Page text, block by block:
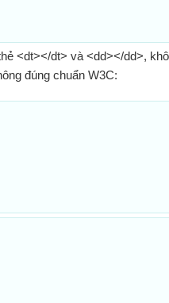
<dt></dt> và <dd></dd>,
đúng chuẩn W3C: